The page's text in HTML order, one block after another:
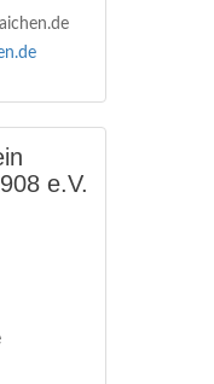
e.V.